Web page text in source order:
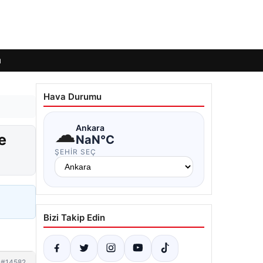
Hava Durumu
☁Ankara
NaN°C
ŞEHIR SEÇ
Bizi Takip Edin